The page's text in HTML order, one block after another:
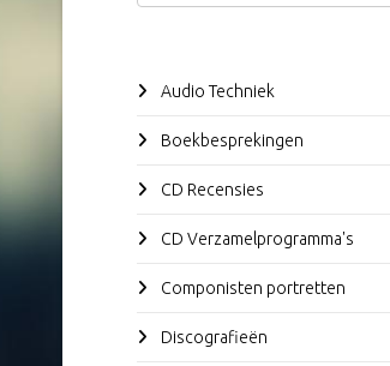
Audio Techniek
Boekbesprekingen
CD Recensies
CD Verzamelprogramma's
Componisten portretten
Discografieën